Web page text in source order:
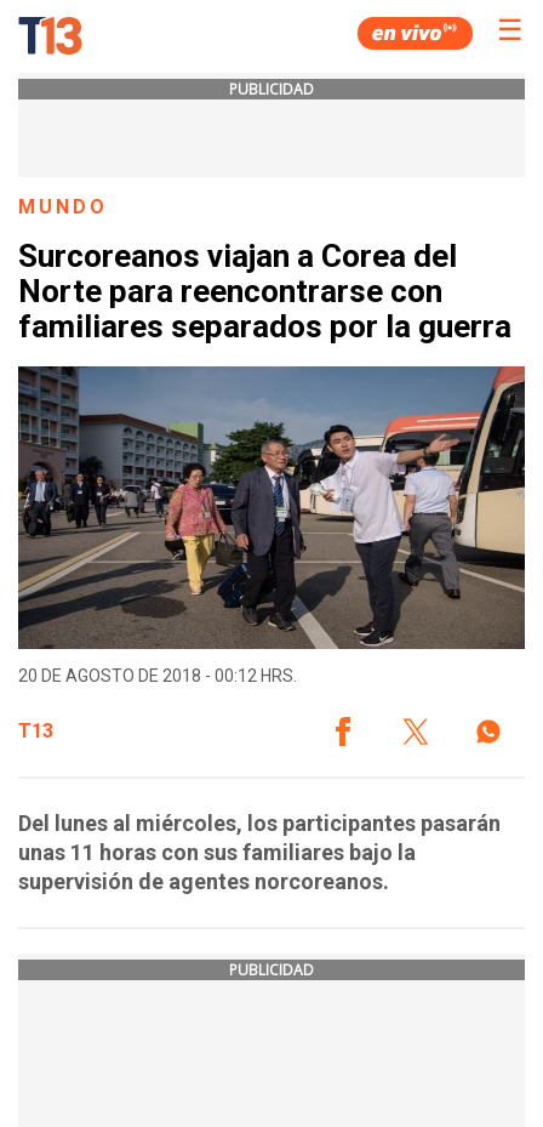
☰
PUBLICIDAD
MUNDO
Surcoreanos viajan a Corea del
Norte para reencontrarse con
familiares separados por la guerra
20 DE AGOSTO DE 2018 - 00:12 HRS.
T13
Del lunes al miércoles, los participantes pasarán
unas 11 horas con sus familiares bajo la
supervisión de agentes norcoreanos.
PUBLICIDAD